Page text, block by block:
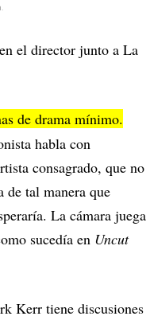
el director junto a La
de drama mínimo.
habla con
consagrado, que no
de tal manera que
La cámara juega
sucedía en Uncut
Kerr tiene discusiones